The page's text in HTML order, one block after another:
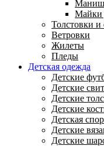
Майки
Толстовки
Ветровки
Жилеты
Пледы
Детская одежда
Детские
Детские
Детские
Детские
Детская
Детские
Детские